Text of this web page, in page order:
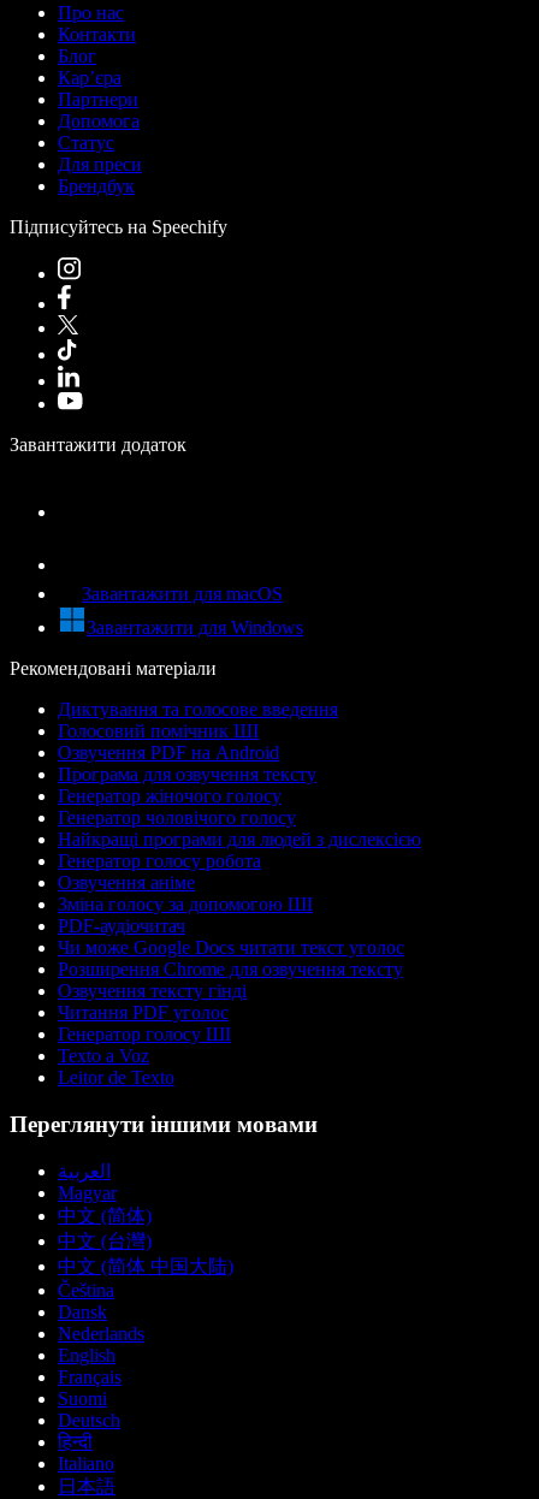
Про нас
Контакти
Блог
Кар’єра
Партнери
Допомога
Статус
Для преси
Брендбук
Підписуйтесь на Speechify
Завантажити додаток
Завантажити для macOS
Завантажити для Windows
Рекомендовані матеріали
Диктування та голосове введення
Голосовий помічник ШІ
Озвучення PDF на Android
Програма для озвучення тексту
Генератор жіночого голосу
Генератор чоловічого голосу
Найкращі програми для людей з дислексією
Генератор голосу робота
Озвучення аніме
Зміна голосу за допомогою ШІ
PDF-аудіочитач
Чи може Google Docs читати текст уголос
Розширення Chrome для озвучення тексту
Озвучення тексту гінді
Читання PDF уголос
Генератор голосу ШІ
Texto a Voz
Leitor de Texto
Переглянути іншими мовами
العربية
Magyar
中文 (简体)
中文 (台灣)
中文 (简体 中国大陆)
Čeština
Dansk
Nederlands
English
Français
Suomi
Deutsch
हिन्दी
Italiano
日本語